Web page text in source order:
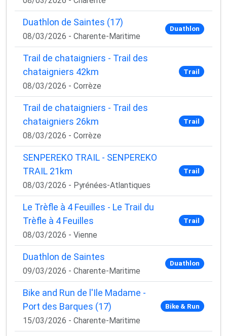
Duathlon de Saintes (17)
08/03/2026 - Charente-Maritime
Duathlon
Trail de chataigniers - Trail des
chataigniers 42km
08/03/2026 - Corrèze
Trail
Trail de chataigniers - Trail des
chataigniers 26km
08/03/2026 - Corrèze
Trail
SENPEREKO TRAIL - SENPEREKO
TRAIL 21km
08/03/2026 - Pyrénées-Atlantiques
Trail
Le Trèfle à 4 Feuilles - Le Trail du
Trèfle à 4 Feuilles
08/03/2026 - Vienne
Trail
Duathlon de Saintes
09/03/2026 - Charente-Maritime
Duathlon
Bike and Run de l'Ile Madame -
Port des Barques (17)
15/03/2026 - Charente-Maritime
Bike & Run